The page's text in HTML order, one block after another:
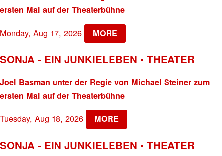
ersten Mal auf der Theaterbühne
Monday, Aug 17, 2026 MORE
SONJA - EIN JUNKIELEBEN • THEATER
Joel Basman unter der Regie von Michael Steiner zum
ersten Mal auf der Theaterbühne
Tuesday, Aug 18, 2026 MORE
SONJA - EIN JUNKIELEBEN • THEATER